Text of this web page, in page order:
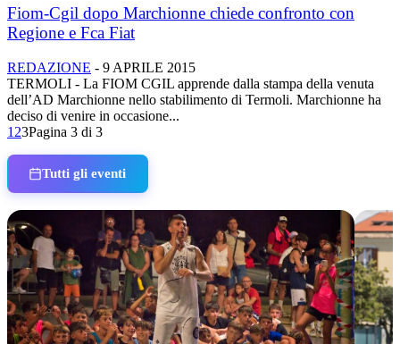
Fiom-Cgil dopo Marchionne chiede confronto con
Regione e Fca Fiat
REDAZIONE - 9 APRILE 2015
TERMOLI - La FIOM CGIL apprende dalla stampa della venuta
dell’AD Marchionne nello stabilimento di Termoli. Marchionne ha
deciso di venire in occasione...
1 23Pagina 3 di 3
Tutti gli eventi